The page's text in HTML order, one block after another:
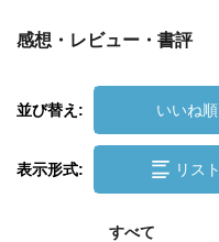
感想・レビュー・書評
並び替え: いいね順
表示形式: リスト
すべて